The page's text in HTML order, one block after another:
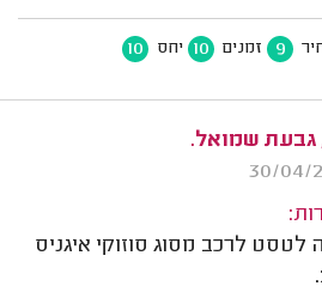
9 זמנים 10 יחס 10
גבעת שמואל.
לטסט לרכב מסוג סוזוקי איגניס